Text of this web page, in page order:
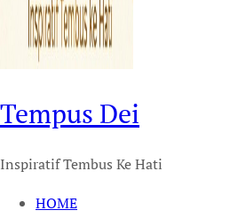
Tempus Dei
Inspiratif Tembus Ke Hati
HOME